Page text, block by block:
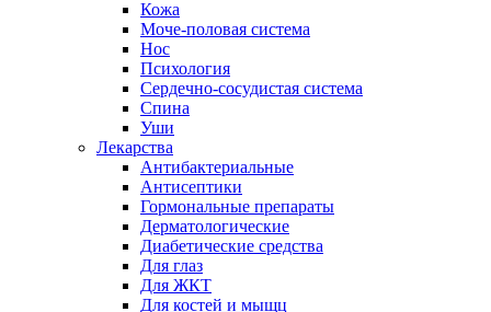
Кожа
Моче-половая система
Нос
Психология
Сердечно-сосудистая система
Спина
Уши
Лекарства
Антибактериальные
Антисептики
Гормональные препараты
Дерматологические
Диабетические средства
Для глаз
Для ЖКТ
Для костей и мыщц